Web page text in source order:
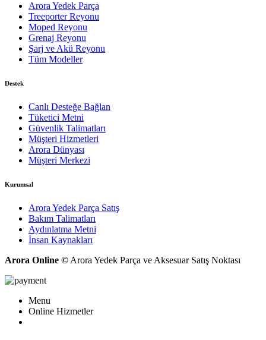
Arora Yedek Parça
Treeporter Reyonu
Moped Reyonu
Grenaj Reyonu
Şarj ve Akü Reyonu
Tüm Modeller
Destek
Canlı Desteğe Bağlan
Tüketici Metni
Güvenlik Talimatları
Müşteri Hizmetleri
Arora Dünyası
Müşteri Merkezi
Kurumsal
Arora Yedek Parça Satış
Bakım Talimatları
Aydınlatma Metni
İnsan Kaynakları
Arora Online © Arora Yedek Parça ve Aksesuar Satış Noktası
Menu
Online Hizmetler